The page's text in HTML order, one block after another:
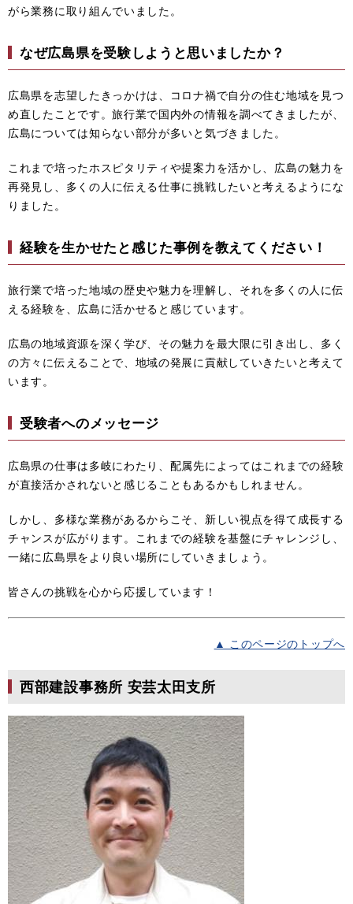
がら業務に取り組んでいました。
なぜ広島県を受験しようと思いましたか？
広島県を志望したきっかけは、コロナ禍で自分の住む地域を見つ
め直したことです。旅行業で国内外の情報を調べてきましたが、
広島については知らない部分が多いと気づきました。
これまで培ったホスピタリティや提案力を活かし、広島の魅力を
再発見し、多くの人に伝える仕事に挑戦したいと考えるようにな
りました。
経験を生かせたと感じた事例を教えてください！
旅行業で培った地域の歴史や魅力を理解し、それを多くの人に伝
える経験を、広島に活かせると感じています。
広島の地域資源を深く学び、その魅力を最大限に引き出し、多く
の方々に伝えることで、地域の発展に貢献していきたいと考えて
います。
受験者へのメッセージ
広島県の仕事は多岐にわたり、配属先によってはこれまでの経験
が直接活かされないと感じることもあるかもしれません。
しかし、多様な業務があるからこそ、新しい視点を得て成長する
チャンスが広がります。これまでの経験を基盤にチャレンジし、
一緒に広島県をより良い場所にしていきましょう。
皆さんの挑戦を心から応援しています！
▲ このページのトップへ
西部建設事務所 安芸太田支所